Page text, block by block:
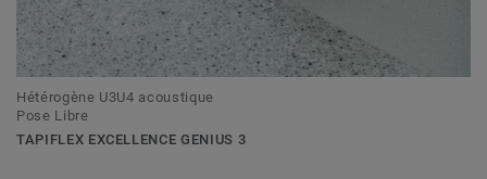
Hétérogène U3U4 acoustique
Pose Libre
TAPIFLEX EXCELLENCE GENIUS 3